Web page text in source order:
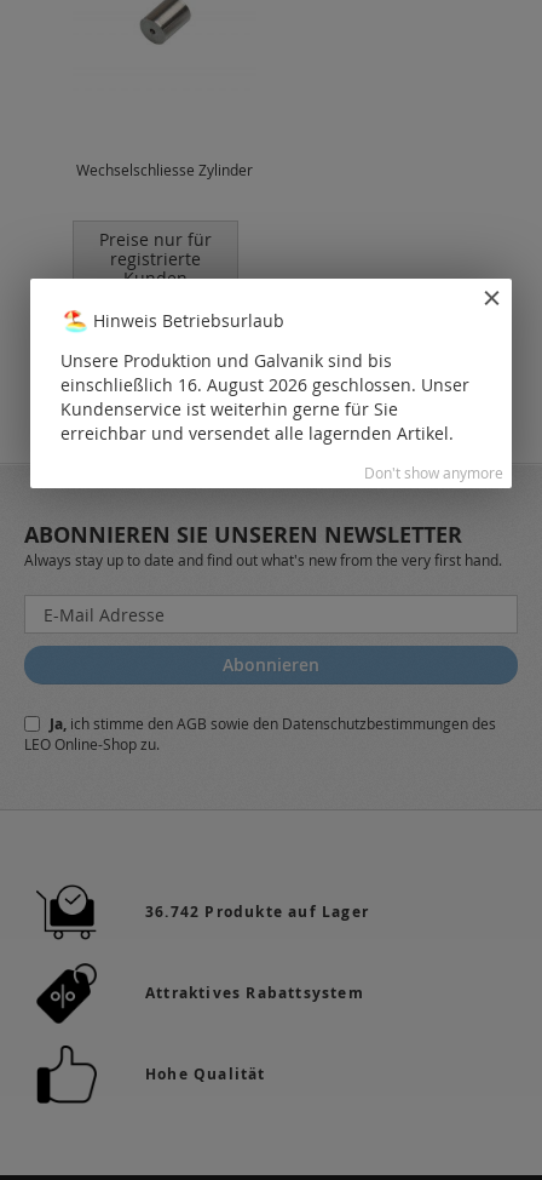
Wechselschliesse Zylinder
Preise nur für
registrierte
Kunden
ABONNIEREN SIE UNSEREN NEWSLETTER
Always stay up to date and find out what's new from the very first hand.
Melden
Sie
sich
für
Newsletter
a:
Abonnieren
Ja, ich stimme denAGB sowie den Datenschutzbestimmungendes
LEO Online-Shop zu.
36.742 Produkte auf Lager
Attraktives Rabattsystem
Hohe Qualität
Hinweis Betriebsurlaub
Unsere Produktion und Galvanik sind bis
einschließlich 16. August 2026 geschlossen. Unser
Kundenservice ist weiterhin gerne für Sie
erreichbar und versendet alle lagernden Artikel.
Don't show anymore